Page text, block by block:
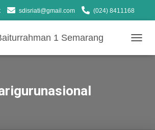
sdisriati@gmail.com (024) 8411168